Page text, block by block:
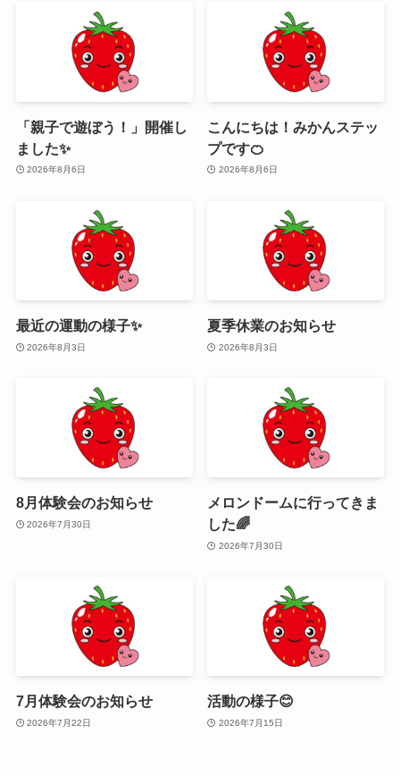
「親子で遊ぼう！」開催し
ました✨
2026年8月6日
こんにちは！みかんステッ
プです🍊
2026年8月6日
最近の運動の様子✨
2026年8月3日
夏季休業のお知らせ
2026年8月3日
8月体験会のお知らせ
2026年7月30日
メロンドームに行ってきま
した🌈
2026年7月30日
7月体験会のお知らせ
2026年7月22日
活動の様子😊
2026年7月15日